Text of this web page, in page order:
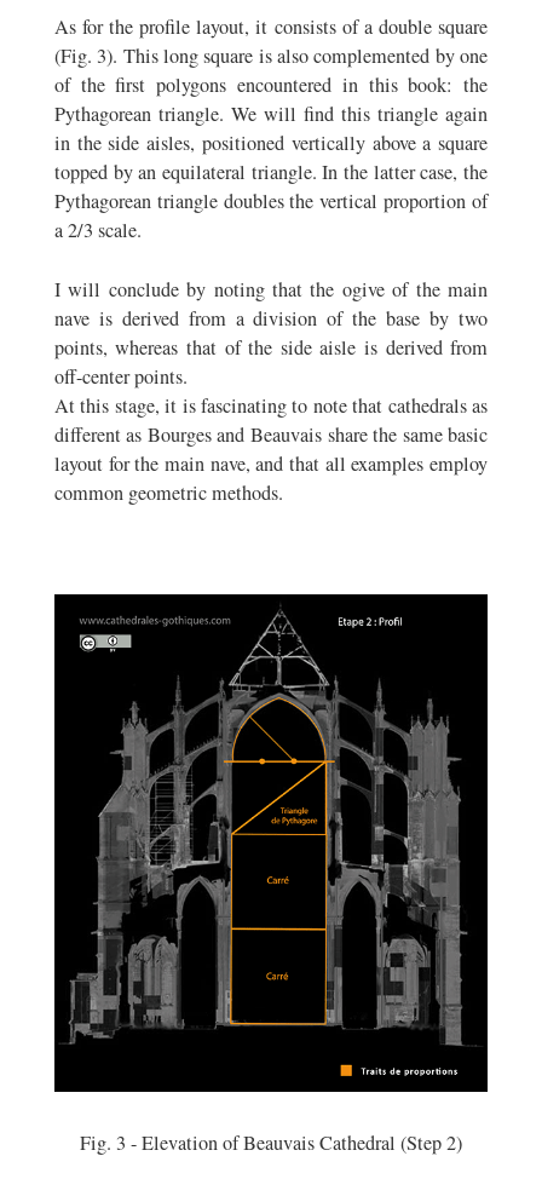
As for the profile layout, it consists of a double square
(Fig. 3). This long square is also complemented by one
of the first polygons encountered in this book: the
Pythagorean triangle. We will find this triangle again
in the side aisles, positioned vertically above a square
topped by an equilateral triangle. In the latter case, the
Pythagorean triangle doubles the vertical proportion of
a 2/3 scale.
I will conclude by noting that the ogive of the main
nave is derived from a division of the base by two
points, whereas that of the side aisle is derived from
off-center points.
At this stage, it is fascinating to note that cathedrals as
different as Bourges and Beauvais share the same basic
layout for the main nave, and that all examples employ
common geometric methods.
Fig. 3 - Elevation of Beauvais Cathedral (Step 2)